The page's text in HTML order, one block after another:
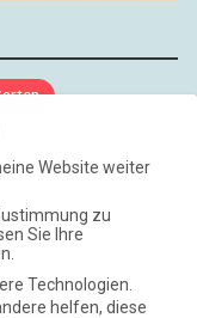
im Kopf
Website weiter
zu
Sie Ihre
Technologien.
helfen, diese